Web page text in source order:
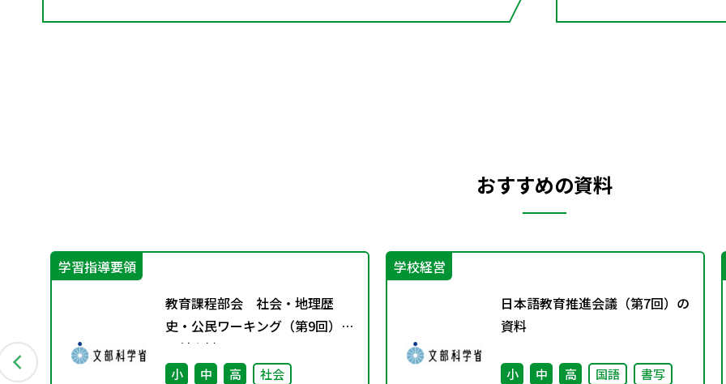
おすすめの資料
学習指導要領
教育課程部会 社会・地理歴
史・公民ワーキング（第9回）
配付資料
小 中 高
社会
学校経営
日本語教育推進会議（第7回）の
資料
小 中 高 国語
書写